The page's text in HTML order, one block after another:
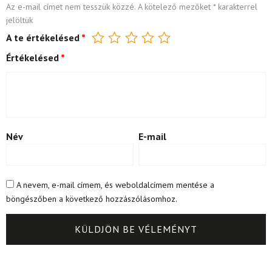
Az e-mail címet nem tesszük közzé. A kötelező mezőket *karakterrel
jelöltük
A te értékelésed *
Értékelésed *
Név E-mail
A nevem, e-mail címem, és weboldalcímem mentése a
böngészőben a következő hozzászólásomhoz.